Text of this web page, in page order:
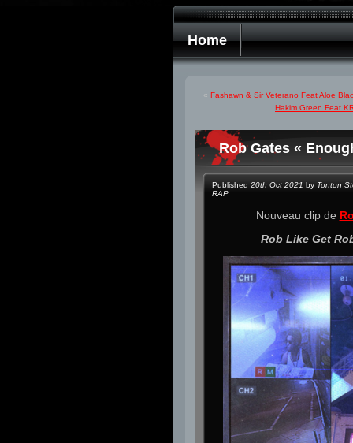
Home
« Fashawn & Sir Veterano Feat Aloe
Hakim Green Feat
Rob Gates «
Published 20th Oct 2021 by Tonton
RAP
Nouveau clip de
Rob Like Get